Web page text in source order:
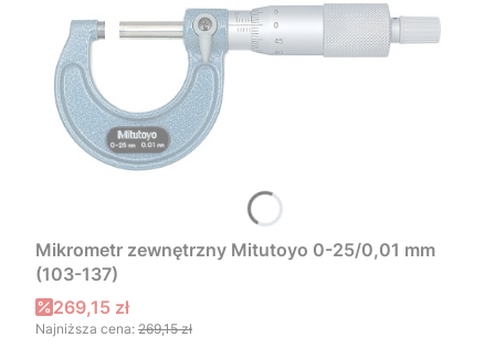
Mikrometr zewnętrzny Mitutoyo 0-25/0,01 mm
(103-137)
Cena promocyjna
269,15 zł
Najniższa cena: 269,15 zł